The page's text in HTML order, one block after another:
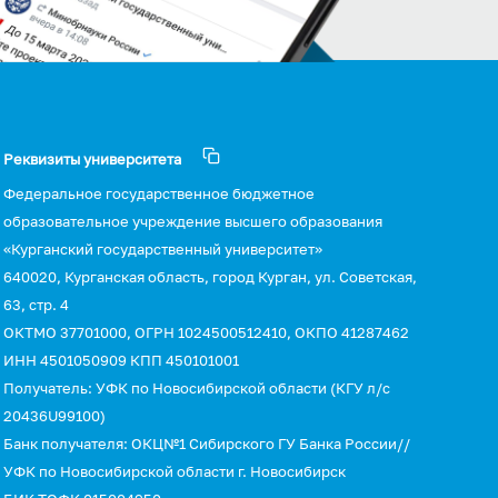
Реквизиты университета
Федеральное государственное бюджетное
образовательное учреждение высшего образования
«Курганский государственный университет»
640020, Курганская область, город Курган, ул. Советская,
63, стр. 4
ОКТМО 37701000, ОГРН 1024500512410, ОКПО 41287462
ИНН 4501050909 КПП 450101001
Получатель: УФК по Новосибирской области (КГУ л/с
20436U99100)
Банк получателя: ОКЦ№1 Сибирского ГУ Банка России//
УФК по Новосибирской области г. Новосибирск